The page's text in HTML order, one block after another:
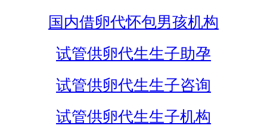
国内借卵代怀包男孩机构
试管供卵代生生子助孕
试管供卵代生生子咨询
试管供卵代生生子机构